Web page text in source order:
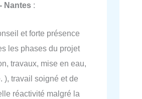
Nantes :
et forte présence
les phases du projet
travaux, mise en eau,
), travail soigné et de
réactivité malgré la